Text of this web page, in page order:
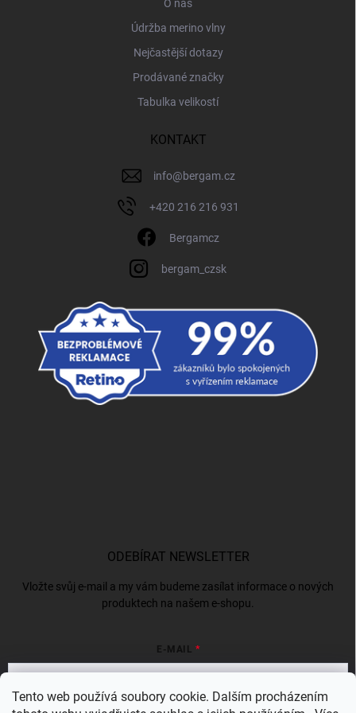
Tento web používá soubory cookie. Dalším procházením
O nás
Údržba merino vlny
Nejčastější dotazy
Prodávané značky
Tabulka velikostí
KONTAKT
info@bergam.cz
+420 216 216 931
Bergamcz
bergam_czsk
ODEBÍRAT NEWSLETTER
Vložte svůj e-mail a my vám budeme zasílat informace o nových
produktech na našem e-shopu.
E-MAIL